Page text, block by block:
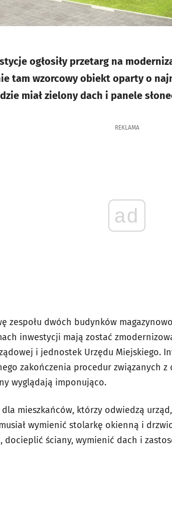
ogłosiły przetarg na
tam wzorcowy obiekt oparty o
miał zielony dach i panele
REKLAMA
ad
zespołu dwóch budynków
inwestycji mają zostać
i jednostek Urzędu Miejskiego.
zakończenia procedur związanych
wyglądają imponująco.
mieszkańców, którzy odwiedzą
wymienić stolarkę okienną i
docieplić ściany, wymienić dach i